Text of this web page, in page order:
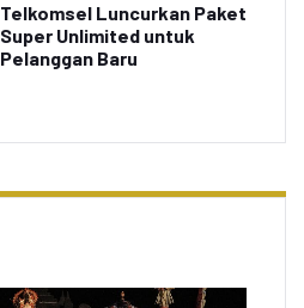
Telkomsel Luncurkan Paket
Super Unlimited untuk
Pelanggan Baru